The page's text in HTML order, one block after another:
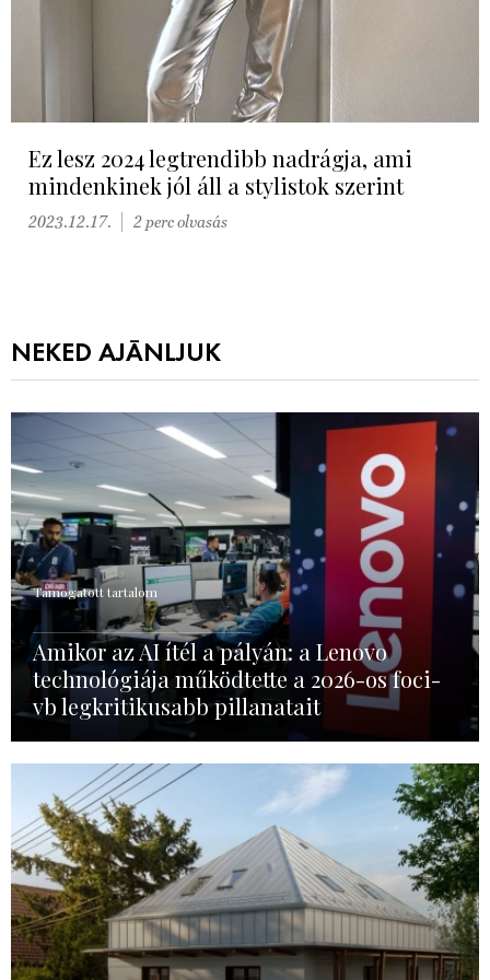
Ez lesz 2024 legtrendibb nadrágja, ami
mindenkinek jól áll a stylistok szerint
2023.12.17. 2 perc olvasás
NEKED AJÁNLJUK
Támogatott tartalom
Amikor az AI ítél a pályán: a Lenovo
technológiája működtette a 2026-os foci-
vb legkritikusabb pillanatait